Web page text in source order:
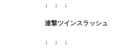
↓ ↓ ↓
連撃ツインスラッシュ
↓ ↓ ↓